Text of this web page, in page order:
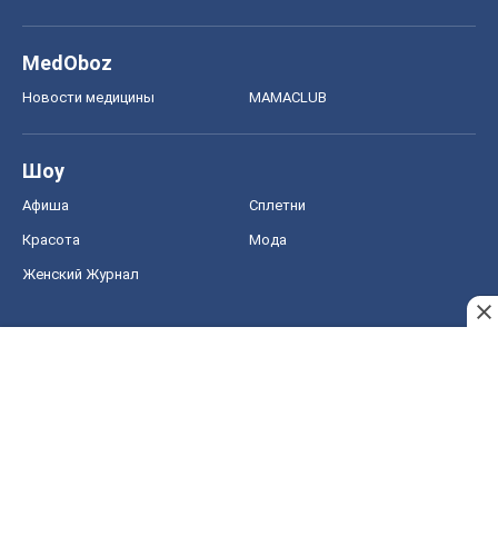
MedOboz
Новости медицины MAMACLUB
Шоу
Афиша Сплетни
Красота Мода
Женский Журнал